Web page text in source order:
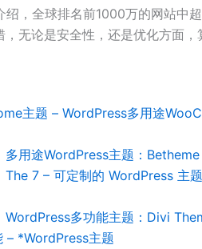
绍，全球排名前1000万的网站中
无论是安全性，还是优化方面，
主题 – WordPress多用途
多用途WordPress主题：Betheme
The 7 – 可定制的 WordPress 主题
WordPress多功能主题：Divi
– *WordPress主题